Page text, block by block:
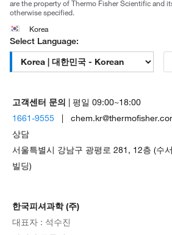
are the property of Thermo Fisher Scientific and
otherwise specified.
Korea
Select Language:
고객센터 문의
| 평일 09:00~18:00
1661-9555 |
상담
서울특별시 강남구 광평로 281, 12층 (수
빌딩)
한국피셔과학 (주)
대표자 : 석수진